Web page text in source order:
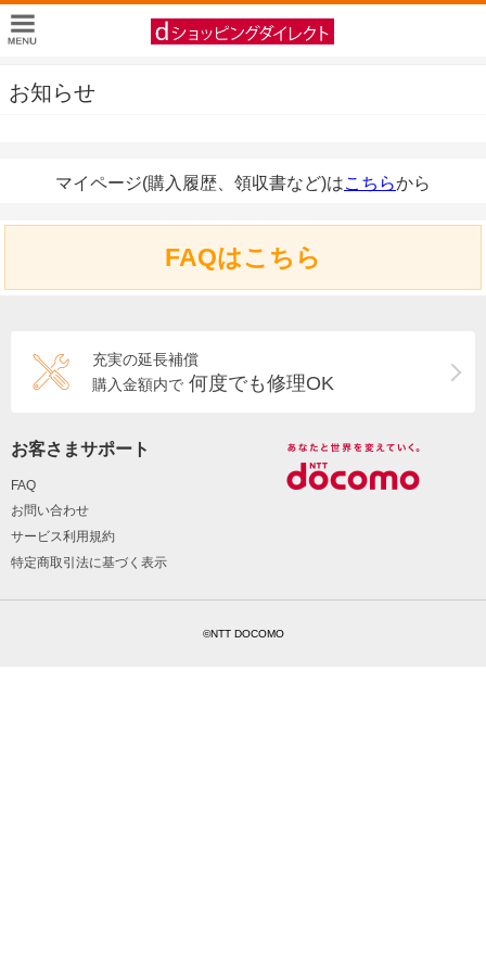
お知らせ
マイページ(購入履歴、領収書など)はこちらから
FAQはこちら
充実の延長補償
購入金額内で 何度でも修理OK
お客さまサポート
FAQ
お問い合わせ
サービス利用規約
特定商取引法に基づく表示
©NTT DOCOMO